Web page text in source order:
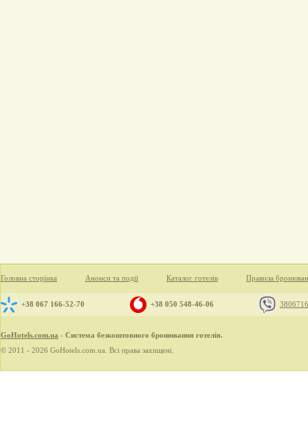
Головна сторінка Анонси та події Каталог готелів Правила
+38 067 166-52-70 +38 050 548-46-06
GoHotels.com.ua - Система безкоштовного бронювання готелів.
© 2011 - 2026 GoHotels.com.ua. Всі права захищені.